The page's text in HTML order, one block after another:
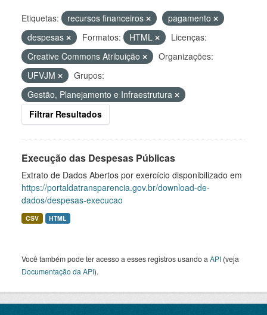
Etiquetas: recursos financeiros
pagamento
despesas
Formatos: HTML
Licenças:
Creative Commons Atribuição
Organizações:
UFVJM
Grupos:
Gestão, Planejamento e Infraestrutura
Filtrar Resultados
Execução das Despesas Públicas
Extrato de Dados Abertos por exercício disponibilizado em
https://portaldatransparencia.gov.br/download-de-
dados/despesas-execucao
CSV HTML
Você também pode ter acesso a esses registros usando a API (veja
Documentação da API).